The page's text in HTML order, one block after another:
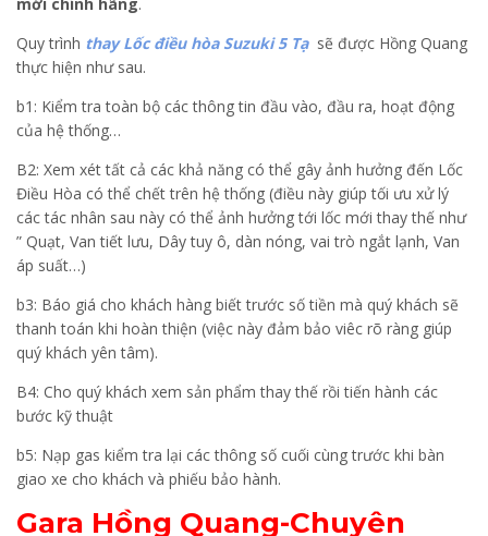
Quy trình thay Lốc điều hòa Suzuki 5 Tạsẽ được Hồng Quang
thực hiện như sau.
b1: Kiểm tra toàn bộ các thông tin đầu vào, đầu ra, hoạt động
của hệ thống…
B2: Xem xét tất cả các khả năng có thể gây ảnh hưởng đến Lốc
Điều Hòa có thể chết trên hệ thống (điều này giúp tối ưu xử lý
các tác nhân sau này có thể ảnh hưởng tới lốc mới thay thế như
” Quạt, Van tiết lưu, Dây tuy ô, dàn nóng, vai trò ngắt lạnh, Van
áp suất…)
b3: Báo giá cho khách hàng biết trước số tiền mà quý khách sẽ
thanh toán khi hoàn thiện (việc này đảm bảo viêc rõ ràng giúp
quý khách yên tâm).
B4: Cho quý khách xem sản phẩm thay thế rồi tiến hành các
bước kỹ thuật
b5: Nạp gas kiểm tra lại các thông số cuối cùng trước khi bàn
giao xe cho khách và phiếu bảo hành.
Gara Hồng Quang-Chuyên